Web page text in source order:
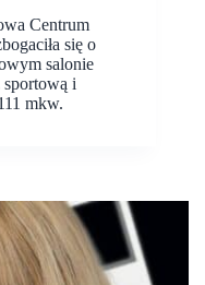
Centrum
się o
salonie
sportową i
mkw.